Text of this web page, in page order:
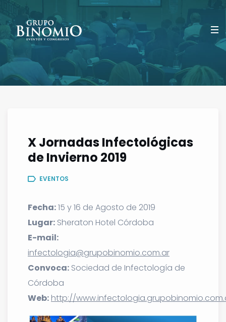
X Jornadas Infectológicas
de Invierno 2019
EVENTOS
Fecha:15 y 16 de Agosto de 2019
Lugar: Sheraton Hotel Córdoba
E-mail:
infectologia@grupobinomio.com.ar
Convoca: Sociedad de Infectología de
Córdoba
Web: http://